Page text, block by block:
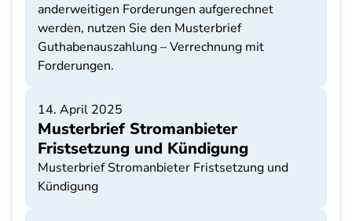
anderweitigen Forderungen aufgerechnet
werden, nutzen Sie den Musterbrief
Guthabenauszahlung – Verrechnung mit
Forderungen.
14. April 2025
Musterbrief Stromanbieter
Fristsetzung und Kündigung
Musterbrief Stromanbieter Fristsetzung und
Kündigung